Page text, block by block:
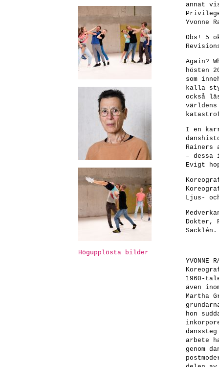
Högupplösta bilder
annat
Yvonne
Obs!
5
Again?
hösten
som
kalla
också
I en
–
Evigt
Ljus-
Dokter,
Sacklén.
YVONNE
1960-
även
Martha
hon
arbete
genom